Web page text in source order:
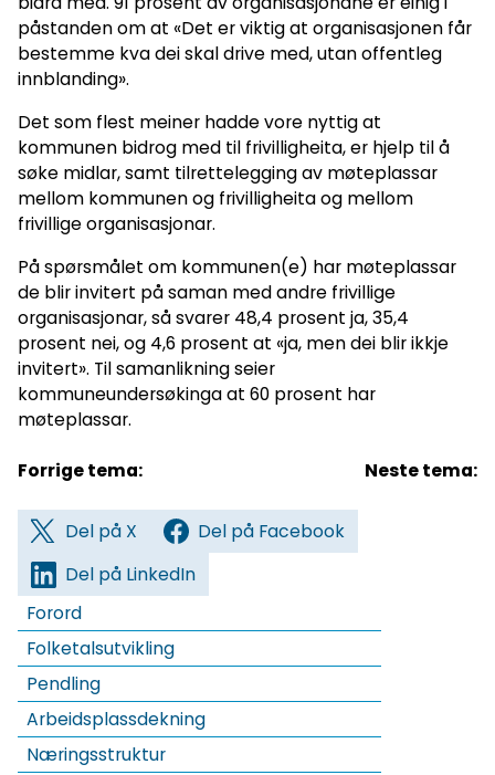
påstanden om at «Det er viktig at organisasjonen får
bestemme kva dei skal drive med, utan offentleg
innblanding».
Det som flest meiner hadde vore nyttig at
kommunen bidrog med til frivilligheita, er hjelp til å
søke midlar, samt tilrettelegging av møteplassar
mellom kommunen og frivilligheita og mellom
frivillige organisasjonar.
På spørsmålet om kommunen(e) har møteplassar
de blir invitert på saman med andre frivillige
organisasjonar, så svarer 48,4 prosent ja, 35,4
prosent nei, og 4,6 prosent at «ja, men dei blir ikkje
invitert». Til samanlikning seier
kommuneundersøkinga at 60 prosent har
møteplassar.
Forrige tema: Neste tema:
Del på X
Del på Facebook
Del på LinkedIn
Forord
Folketalsutvikling
Pendling
Arbeidsplassdekning
Næringsstruktur